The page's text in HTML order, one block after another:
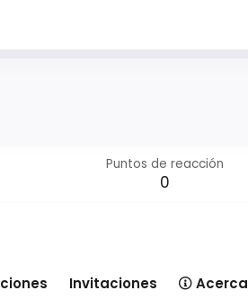
Puntos de reacción
0
Invitaciones Acerca